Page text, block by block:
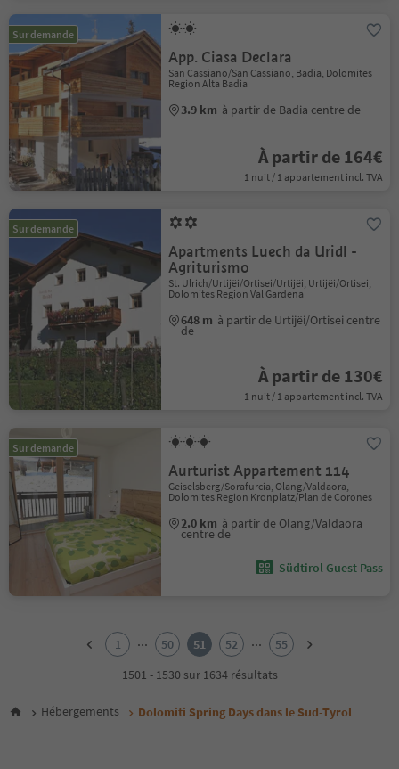
Sur demande
App. Ciasa Declara
San Cassiano/San Cassiano, Badia, Dolomites
Region Alta Badia
3.9 km à partir de Badia centre de
À partir de 164€
1 nuit / 1 appartement incl. TVA
Sur demande
Apartments Luech da Uridl -
Agriturismo
St. Ulrich/Urtijëi/Ortisei/Urtijëi, Urtijëi/Ortisei,
Dolomites Region Val Gardena
648 m à partir de Urtijëi/Ortisei centre
de
À partir de 130€
1 nuit / 1 appartement incl. TVA
Sur demande
Aurturist Appartement 114
Geiselsberg/Sorafurcia, Olang/Valdaora,
Dolomites Region Kronplatz/Plan de Corones
2.0 km à partir de Olang/Valdaora
centre de
Südtirol Guest Pass
6
1 ... 50 51 52 ...
55
1501 - 1530 sur 1634 résultats
Hébergements Dolomiti Spring Days dans le Sud-Tyrol